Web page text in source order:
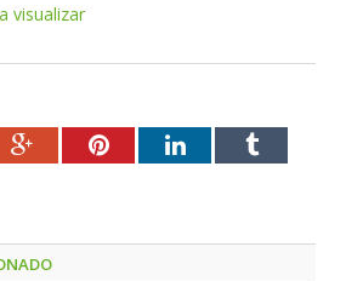
visualizar
Google+PinterestLinkedInTumblr